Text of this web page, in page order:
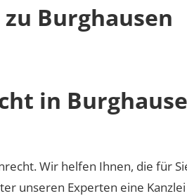
Burghausen
in
Wir helfen Ihnen, die für
unseren Experten eine